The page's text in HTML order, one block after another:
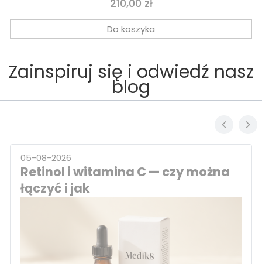
210,00 zł
Do koszyka
Zainspiruj się i odwiedź nasz
blog
05-08-2026
Retinol i witamina C — czy można
łączyć i jak